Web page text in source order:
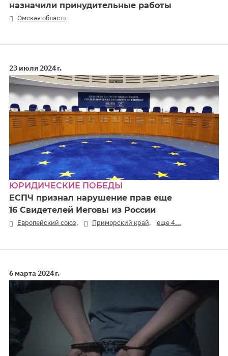
назначили принудительные работы
Омская область
23 июля 2024 г.
ЮРИДИЧЕСКИЕ ПОБЕДЫ
ЕСПЧ признал нарушение прав еще
16 Свидетелей Иеговы из России
Европейский союз, Приморский край, еще 4...
6 марта 2024 г.